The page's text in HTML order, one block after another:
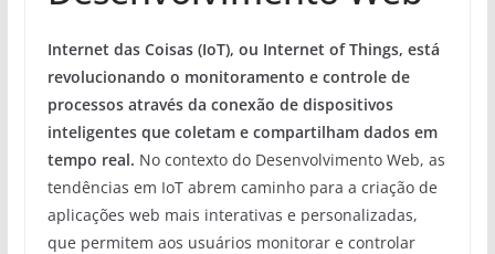
Internet das Coisas (IoT), ou Internet of Things, está
revolucionando o monitoramento e controle de
processos através da conexão de dispositivos
inteligentes que coletam e compartilham dados em
tempo real. No contexto do Desenvolvimento Web, as
tendências em IoT abrem caminho para a criação de
aplicações web mais interativas e personalizadas,
que permitem aos usuários monitorar e controlar